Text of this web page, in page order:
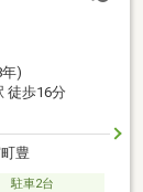
)
徒歩16分
豊
駐車2台